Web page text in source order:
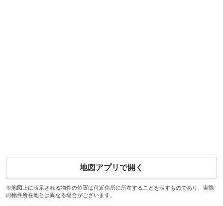
地図アプリで開く
※地図上に表示される物件の位置は付近住所に所在することを表すものであり、実際
の物件所在地とは異なる場合がございます。